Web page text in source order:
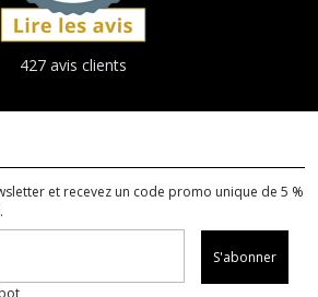
427 avis clients
et recevez un code promo unique de 5 %
S'abonner